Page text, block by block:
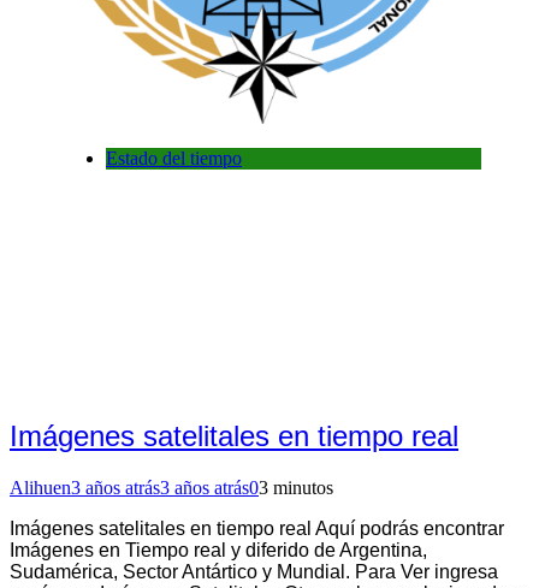
Estado del tiempo
Imágenes satelitales en tiempo real
Alihuen3 años atrás3 años atrás03 minutos
Imágenes satelitales en tiempo real Aquí podrás encontrar
Imágenes en Tiempo real y diferido de Argentina,
Sudamérica, Sector Antártico y Mundial. Para Ver ingresa